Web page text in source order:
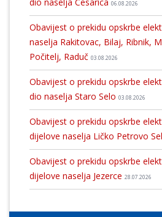
06.08.2026
Obavijest o prekidu opskrbe
naselja Rakitovac, Bilaj, Ribnik,
Počitelj, Raduč 03.08.2026
Obavijest o prekidu opskrbe
dio naselja Staro Selo 03.08.2026
Obavijest o prekidu opskrbe
dijelove naselja Ličko Petrovo
Obavijest o prekidu opskrbe
dijelove naselja Jezerce 28.07.2026